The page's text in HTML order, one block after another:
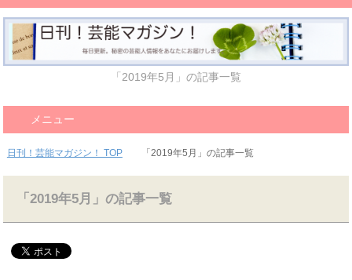
「2019年5月」の記事一覧
メニュー
日刊！芸能マガジン！ TOP 「2019年5月」の記事一覧
「2019年5月」の記事一覧